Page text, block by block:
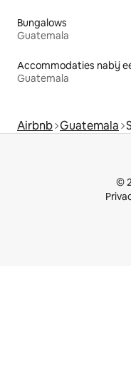
Bungalows
Guatemala
Guatemala
Airbnb Guatemala
©